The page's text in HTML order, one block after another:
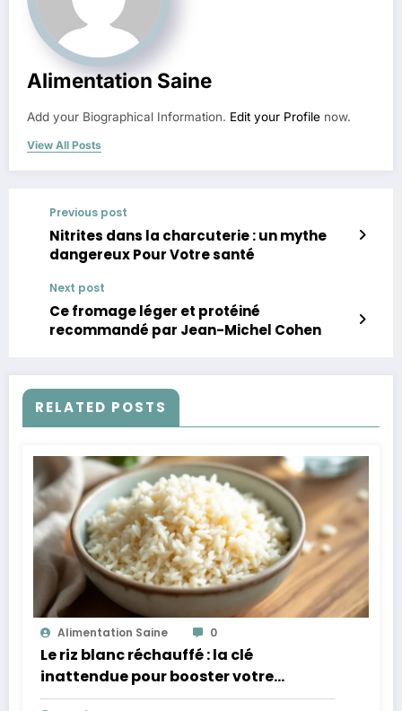
Alimentation Saine
Add your Biographical Information. Edit your Profile now.
View All Posts
Previous post
Nitrites dans la charcuterie : un mythe
dangereux Pour Votre santé
Next post
Ce fromage léger et protéiné
recommandé par Jean-Michel Cohen
RELATED POSTS
Alimentation Saine 0
Le riz blanc réchauffé : la clé
inattendue pour booster votre
microbiote